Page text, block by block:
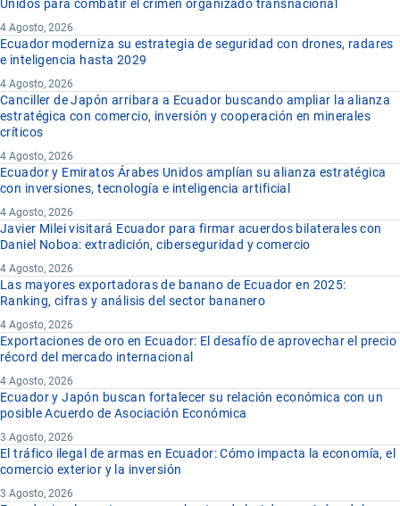
Unidos para combatir el crimen organizado transnacional
4 Agosto, 2026
Ecuador moderniza su estrategia de seguridad con drones, radares
e inteligencia hasta 2029
4 Agosto, 2026
Canciller de Japón arribara a Ecuador buscando ampliar la alianza
estratégica con comercio, inversión y cooperación en minerales
críticos
4 Agosto, 2026
Ecuador y Emiratos Árabes Unidos amplían su alianza estratégica
con inversiones, tecnología e inteligencia artificial
4 Agosto, 2026
Javier Milei visitará Ecuador para firmar acuerdos bilaterales con
Daniel Noboa: extradición, ciberseguridad y comercio
4 Agosto, 2026
Las mayores exportadoras de banano de Ecuador en 2025:
Ranking, cifras y análisis del sector bananero
4 Agosto, 2026
Exportaciones de oro en Ecuador: El desafío de aprovechar el precio
récord del mercado internacional
4 Agosto, 2026
Ecuador y Japón buscan fortalecer su relación económica con un
posible Acuerdo de Asociación Económica
3 Agosto, 2026
El tráfico ilegal de armas en Ecuador: Cómo impacta la economía, el
comercio exterior y la inversión
3 Agosto, 2026